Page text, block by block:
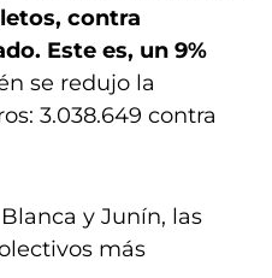
contra
Este es, un 9%
se redujo la
3.038.649 contra
y Junín, las
más